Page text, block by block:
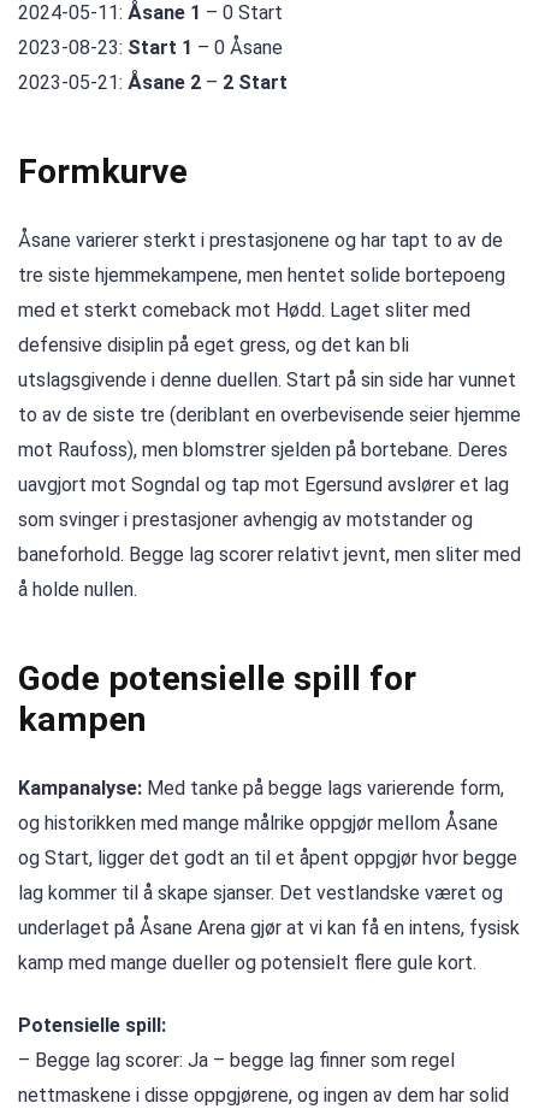
2024-05-11: Åsane 1 – 0 Start
2023-08-23: Start 1 – 0 Åsane
2023-05-21: Åsane 2 – 2 Start
Formkurve
Åsane varierer sterkt i prestasjonene og har tapt to av de
tre siste hjemmekampene, men hentet solide bortepoeng
med et sterkt comeback mot Hødd. Laget sliter med
defensive disiplin på eget gress, og det kan bli
utslagsgivende i denne duellen. Start på sin side har vunnet
to av de siste tre (deriblant en overbevisende seier hjemme
mot Raufoss), men blomstrer sjelden på bortebane. Deres
uavgjort mot Sogndal og tap mot Egersund avslører et lag
som svinger i prestasjoner avhengig av motstander og
baneforhold. Begge lag scorer relativt jevnt, men sliter med
å holde nullen.
Gode potensielle spill for
kampen
Kampanalyse: Med tanke på begge lags varierende form,
og historikken med mange målrike oppgjør mellom Åsane
og Start, ligger det godt an til et åpent oppgjør hvor begge
lag kommer til å skape sjanser. Det vestlandske været og
underlaget på Åsane Arena gjør at vi kan få en intens, fysisk
kamp med mange dueller og potensielt flere gule kort.
Potensielle spill:
– Begge lag scorer: Ja – begge lag finner som regel
nettmaskene i disse oppgjørene, og ingen av dem har solid